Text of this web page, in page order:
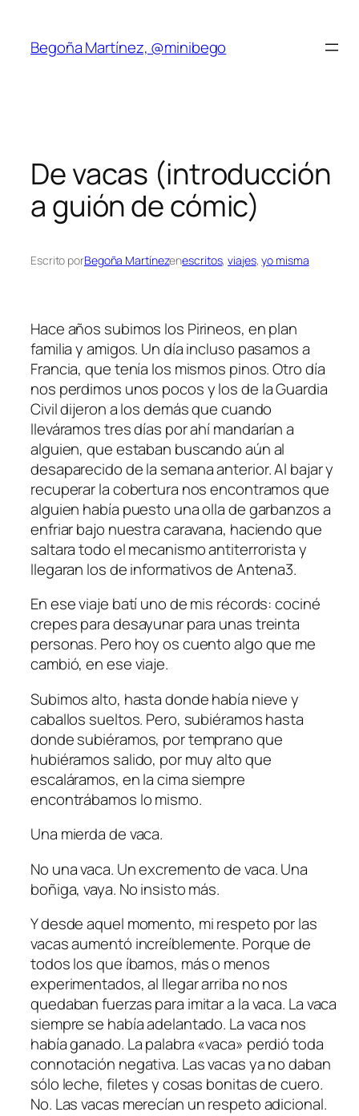
contenido
Begoña Martínez, @minibego
De vacas (introducción
a guión de cómic)
Escrito porBegoña Martínezenescritos, viajes, yo misma
Hace años subimos los Pirineos, en plan
familia y amigos. Un día incluso pasamos a
Francia, que tenía los mismos pinos. Otro día
nos perdimos unos pocos y los de la Guardia
Civil dijeron a los demás que cuando
lleváramos tres días por ahí mandarían a
alguien, que estaban buscando aún al
desaparecido de la semana anterior. Al bajar y
recuperar la cobertura nos encontramos que
alguien había puesto una olla de garbanzos a
enfriar bajo nuestra caravana, haciendo que
saltara todo el mecanismo antiterrorista y
llegaran los de informativos de Antena3.
En ese viaje batí uno de mis récords: cociné
crepes para desayunar para unas treinta
personas. Pero hoy os cuento algo que me
cambió, en ese viaje.
Subimos alto, hasta donde había nieve y
caballos sueltos. Pero, subiéramos hasta
donde subiéramos, por temprano que
hubiéramos salido, por muy alto que
escaláramos, en la cima siempre
encontrábamos lo mismo.
Una mierda de vaca.
No una vaca. Un excremento de vaca. Una
boñiga, vaya. No insisto más.
Y desde aquel momento, mi respeto por las
vacas aumentó increíblemente. Porque de
todos los que íbamos, más o menos
experimentados, al llegar arriba no nos
quedaban fuerzas para imitar a la vaca. La vaca
siempre se había adelantado. La vaca nos
había ganado. La palabra «vaca» perdió toda
connotación negativa. Las vacas ya no daban
sólo leche, filetes y cosas bonitas de cuero.
No. Las vacas merecían un respeto adicional.